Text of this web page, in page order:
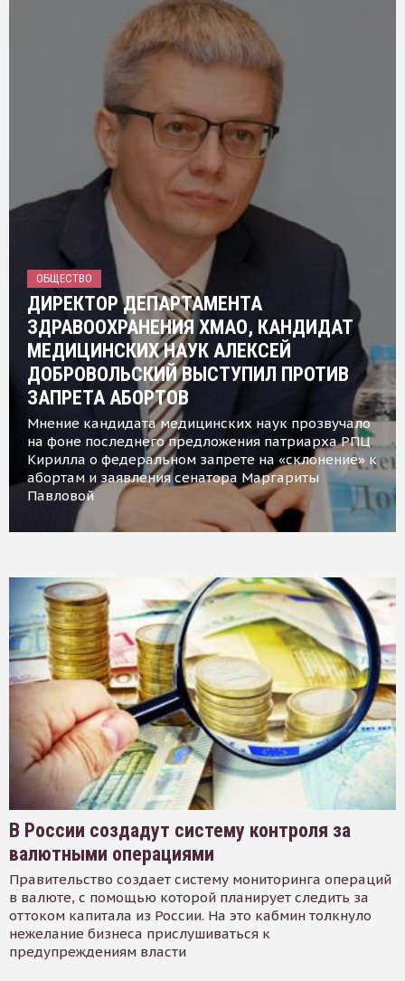
ОБЩЕСТВО
ДИРЕКТОР ДЕПАРТАМЕНТА
ЗДРАВООХРАНЕНИЯ ХМАО, КАНДИДАТ
МЕДИЦИНСКИХ НАУК АЛЕКСЕЙ
ДОБРОВОЛЬСКИЙ ВЫСТУПИЛ ПРОТИВ
ЗАПРЕТА АБОРТОВ
Мнение кандидата медицинских наук прозвучало
на фоне последнего предложения патриарха РПЦ
Кирилла о федеральном запрете на «склонение» к
абортам и заявления сенатора Маргариты
Павловой
В России создадут систему контроля за
валютными операциями
Правительство создает систему мониторинга операций
в валюте, с помощью которой планирует следить за
оттоком капитала из России. На это кабмин толкнуло
нежелание бизнеса прислушиваться к
предупреждениям власти